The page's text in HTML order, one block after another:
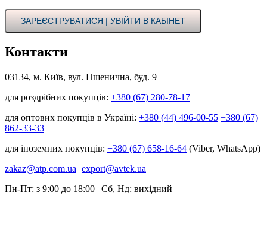
ЗАРЕЄСТРУВАТИСЯ | УВІЙТИ В КАБІНЕТ
Контакти
03134, м. Київ, вул. Пшенична, буд. 9
для роздрібних покупців: +380 (67) 280-78-17
для оптових покупців в Україні: +380 (44) 496-00-55 +380 (67)
862-33-33
для іноземних покупців: +380 (67) 658-16-64 (Viber, WhatsApp)
zakaz@atp.com.ua | export@avtek.ua
Пн-Пт: з 9:00 до 18:00 | Сб, Нд: вихідний